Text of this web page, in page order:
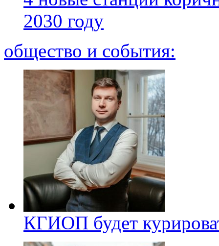
2030 году
общество и события:
КГИОП будет